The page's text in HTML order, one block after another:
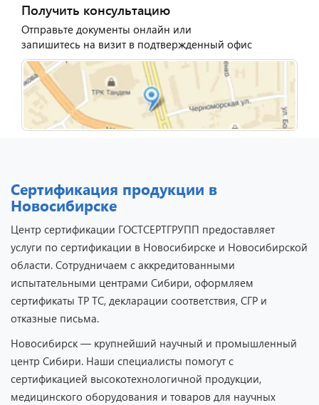
Получить консультацию
Отправьте документы онлайн или
запишитесь на визит в подтвержденный офис
Сертификация продукции в
Новосибирске
Центр сертификации ГОСТСЕРТГРУПП предоставляет
услуги по сертификации в Новосибирске и Новосибирской
области. Сотрудничаем с аккредитованными
испытательными центрами Сибири, оформляем
сертификаты ТР ТС, декларации соответствия, СГР и
отказные письма.
Новосибирск — крупнейший научный и промышленный
центр Сибири. Наши специалисты помогут с
сертификацией высокотехнологичной продукции,
медицинского оборудования и товаров для научных